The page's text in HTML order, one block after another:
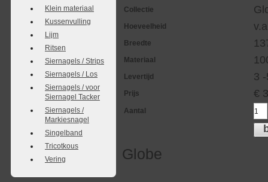
Klein materiaal
Kussenvulling
Lijm
Ritsen
Siernagels / Strips
Siernagels / Los
Siernagels / voor
Siernagel Tacker
Siernagels /
Markiesnagel
Singelband
Tricotkous
Vering
Collectie
Hoeveelheid
Breedte
Materiaal
Levertijd 3
Prijs €
Aantal
Globe